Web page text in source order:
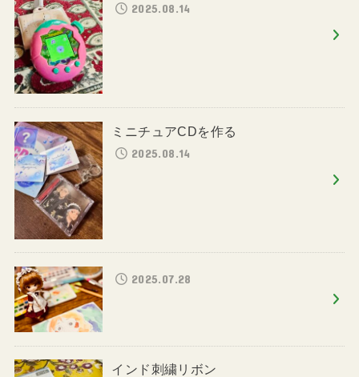
2025.08.14
ミニチュアCDを作る
2025.08.14
2025.07.28
インド刺繍リボン